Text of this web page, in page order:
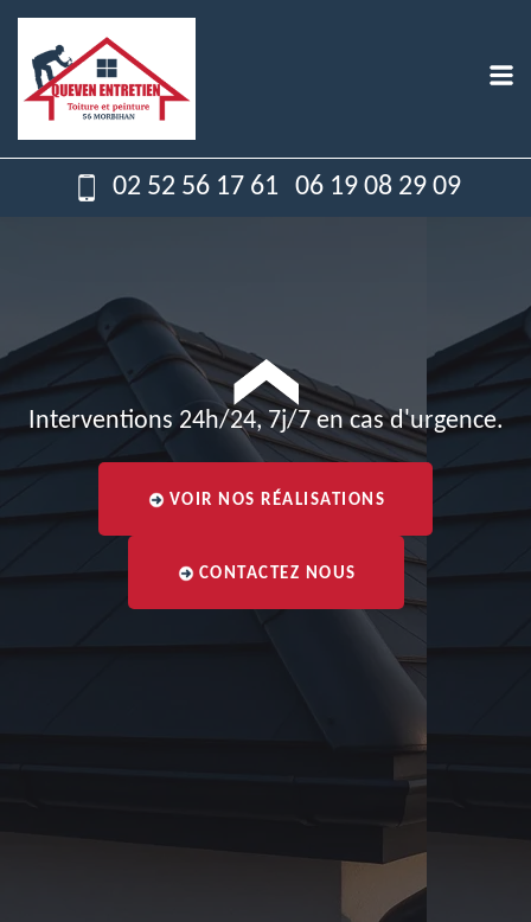
02 52 56 17 61 06 19 08 29 09
Interventions 24h/24, 7j/7 en cas d'urgence.
VOIR NOS RÉALISATIONS
CONTACTEZ NOUS